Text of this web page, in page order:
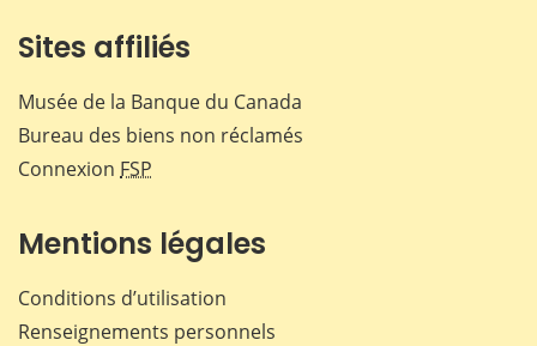
Sites affiliés
Musée de la Banque du Canada
Bureau des biens non réclamés
Connexion FSP
Mentions légales
Conditions d’utilisation
Renseignements personnels